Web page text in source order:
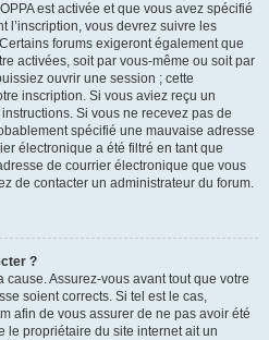
est activée et que vous avez spécifié
l’inscription, vous devrez suivre les
forums exigeront également que
activées, soit par vous-même ou soit par
ouvrir une session ; cette
inscription. Si vous aviez reçu un
Si vous ne recevez pas de
spécifié une mauvaise adresse
électronique a été filtré en tant que
de courrier électronique que vous
de contacter un administrateur du forum.
?
Assurez-vous avant tout que votre
soient corrects. Si tel est le cas,
afin de vous assurer de ne pas avoir été
le propriétaire du site internet ait un